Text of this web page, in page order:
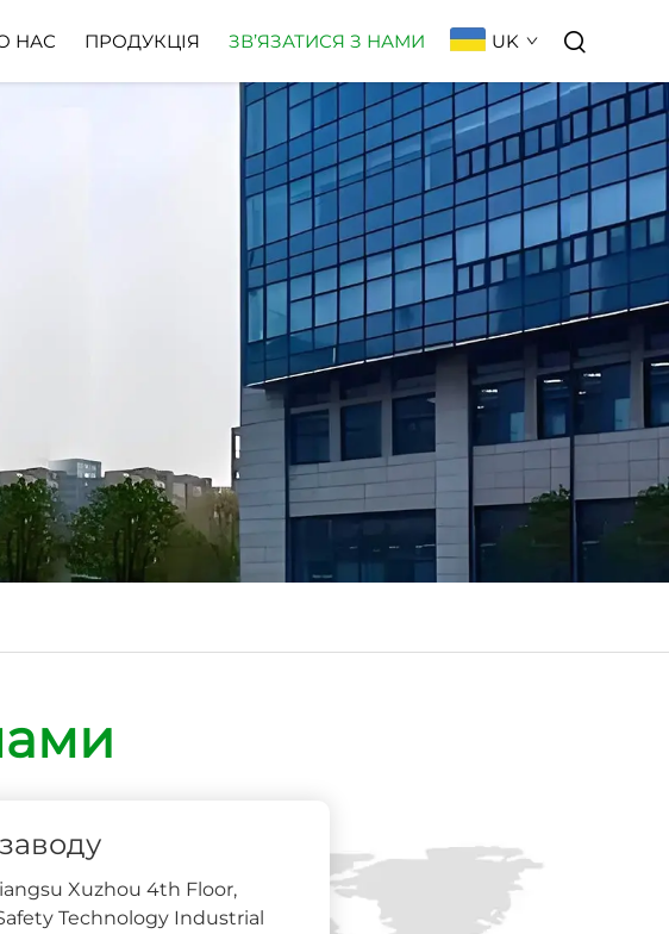
НАС ПРОДУКЦІЯ ЗВ’ЯЗАТИСЯ З НАМИ UK
Xuzhou 4th Floor,
Technology Industrial